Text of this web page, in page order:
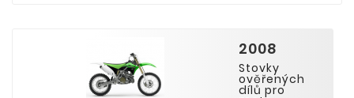
2008
Stovky
ověřených
dílů pro